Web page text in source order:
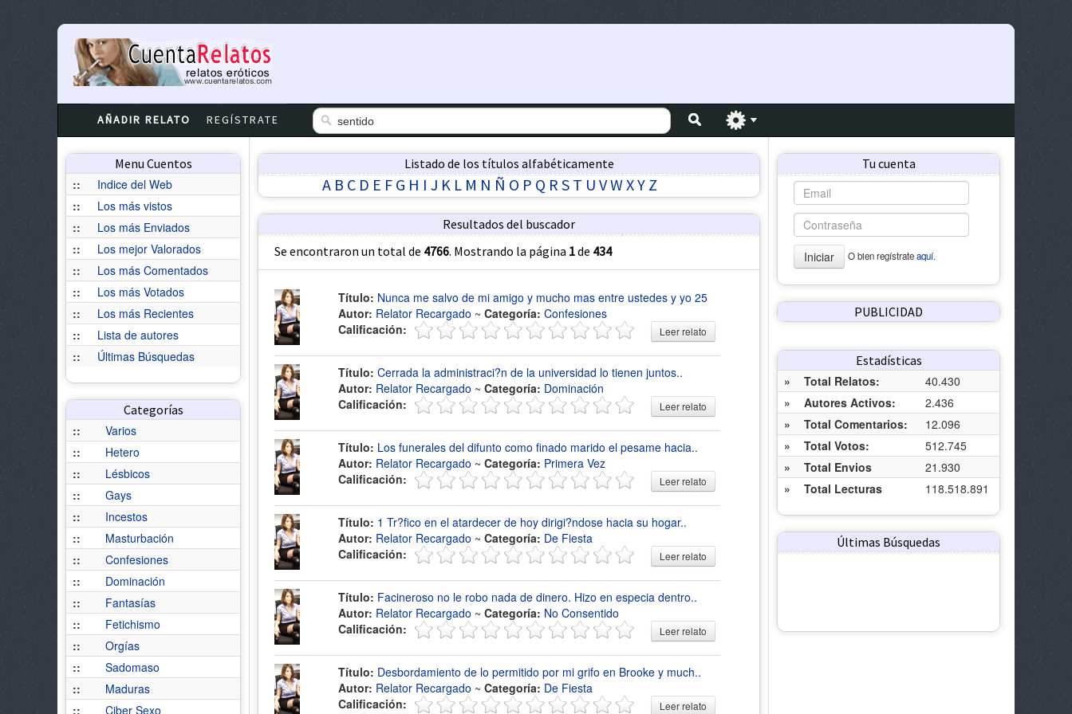
AÑADIR RELATO REGÍSTRATE
Menu Cuentos
::
Indice del Web
::
Los más vistos
::
Los más Enviados
::
Los mejor Valorados
::
Los más Comentados
::
Los más Votados
::
Los más Recientes
::
Lista de autores
::
Últimas Búsquedas
Categorías
::
Varios
::
Hetero
::
Lésbicos
::
Gays
::
Incestos
::
Masturbación
::
Confesiones
::
Dominación
::
Fantasías
::
Fetichismo
::
Orgías
::
Sadomaso
::
Maduras
::
Ciber Sexo
Listado de los títulos alfabéticamente
A B C D E F G H I J K L M N Ñ O P Q R S T U VWXY Z
Resultados del buscador
Se encontraron un total de 4766. Mostrando la página 1de 434
Título: Nunca me salvo de mi amigo y mucho mas entre ustedes y yo 25
Autor: Relator Recargado ~ Categoría: Confesiones
Calificación:
Leer relato
Título: Cerrada la administraci?n de la universidad lo tienen juntos..
Autor: Relator Recargado ~ Categoría: Dominación
Calificación:
Leer relato
Título: Los funerales del difunto como finado marido el pesame hacia..
Autor: Relator Recargado ~ Categoría: Primera Vez
Calificación:
Leer relato
Título: 1 Tr?fico en el atardecer de hoy dirigi?ndose hacia su hogar..
Autor: Relator Recargado ~ Categoría: De Fiesta
Calificación:
Leer relato
Título: Facineroso no le robo nada de dinero. Hizo en especia dentro..
Autor: Relator Recargado ~ Categoría: No Consentido
Calificación:
Leer relato
Título: Desbordamiento de lo permitido por mi grifo en Brooke y much..
Autor: Relator Recargado ~ Categoría: De Fiesta
Calificación:
Leer relato
Tu cuenta
Iniciar O bien regístrateaquí.
PUBLICIDAD
Estadísticas
»
Total Relatos:
40.430
»
Autores Activos:
2.436
»
Total Comentarios:
12.096
»
Total Votos:
512.745
»
Total Envios
21.930
»
Total Lecturas 118.518.891
Últimas Búsquedas